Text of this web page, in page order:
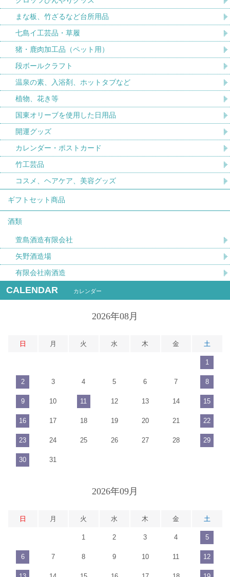
まな板、竹ざるなど台所用品
七島イ工芸品・草履
猪・鹿肉加工品（ペット用）
段ボールクラフト
温泉の素、入浴剤、ホットタブなど
植物、花き等
国東オリーブを使用した日用品
開運グッズ
カレンダー・ポストカード
竹工芸品
コスメ、ヘアケア、美容グッズ
ギフトセット商品
酒類
萱島酒造有限会社
矢野酒造場
有限会社南酒造
CALENDAR カレンダー
2026年08月
日 月 火 水 木 金 土
1
2 3 4 5 6 7 8
9 10 11 12 13 14 15
16 17 18 19 20 21 22
23 24 25 26 27 28 29
30 31
2026年09月
日 月 火 水 木 金 土
1 2 3 4 5
6 7 8 9 10 11 12